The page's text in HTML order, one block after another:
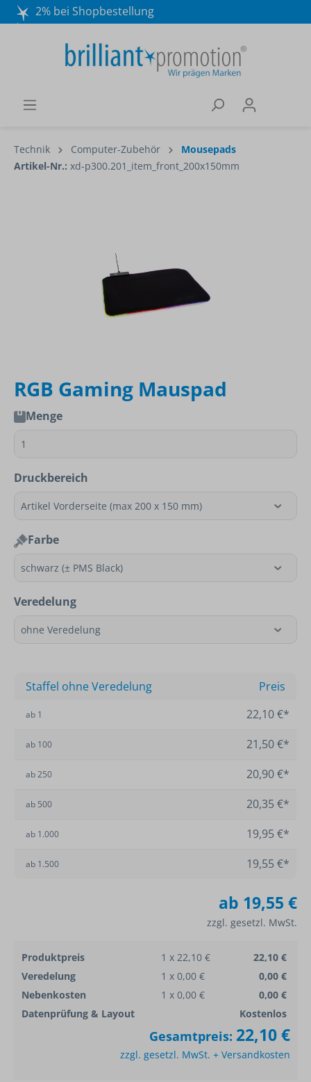
2% bei Shopbestellung
Wir beraten Sie gerne:
040 / 570 18 25 70
Technik Computer-Zubehör
Mousepads
Artikel-Nr.: xd-p300.201_item_front_200x150mm
RGB Gaming Mauspad
Menge
Druckbereich
Farbe
Veredelung
Staffel ohne Veredelung Preis
ab 1 22,10 €*
ab 100 21,50 €*
ab250 20,90 €*
ab 500 20,35 €*
ab 1.000 19,95 €*
ab 1.500 19,55 €*
ab 19,55 €
zzgl. gesetzl. MwSt.
Produktpreis 1 x 22,10 €
22,10 €
Veredelung
1 x 0,00 €
0,00 €
Nebenkosten
1 x 0,00 €
0,00 €
Datenprüfung & Layout
Kostenlos
Gesamtpreis: 22,10 €
zzgl. gesetzl. MwSt. + Versandkosten